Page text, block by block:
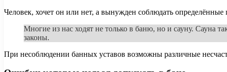
Человек, хочет он или нет, а вынужден соблюдать
Многие из нас ходят не только в баню, но и сауну. Сауна
законы.
При несоблюдении банных уставов возможны различные